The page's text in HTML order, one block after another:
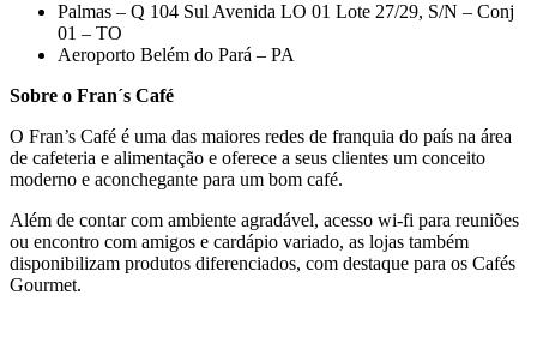
Palmas – Q 104 Sul Avenida LO 01 Lote 27/29, S/N – Conj
01 – TO
Aeroporto Belém do Pará – PA
Sobre o Fran´s Café
O Fran’s Café é uma das maiores redes de franquia do país na área
de cafeteria e alimentação e oferece a seus clientes um conceito
moderno e aconchegante para um bom café.
Além de contar com ambiente agradável, acesso wi-fi para reuniões
ou encontro com amigos e cardápio variado, as lojas também
disponibilizam produtos diferenciados, com destaque para os Cafés
Gourmet.